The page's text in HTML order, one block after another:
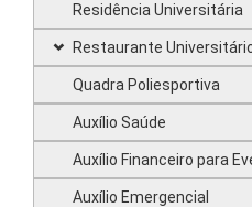
Residência Universitária
Restaurante
Quadra Poliesportiva
Auxílio Saúde
Auxílio Financeiro para
Auxílio Emergencial